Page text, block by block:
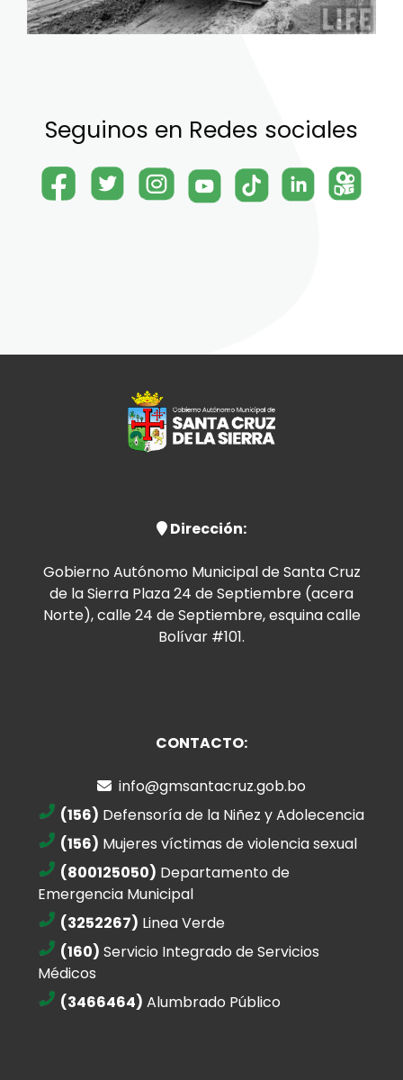
Seguinos en Redes sociales
Dirección:
Gobierno Autónomo Municipal de Santa Cruz
de la Sierra Plaza 24 de Septiembre (acera
Norte), calle 24 de Septiembre, esquina calle
Bolívar #101.
CONTACTO:
info@gmsantacruz.gob.bo
(156) Defensoría de la Niñez y Adolecencia
(156) Mujeres víctimas de violencia sexual
(800125050) Departamento de
Emergencia Municipal
(3252267) Linea Verde
(160) Servicio Integrado de Servicios
Médicos
(3466464) Alumbrado Público